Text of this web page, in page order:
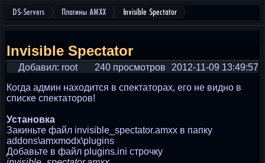
DS-Servers Плагины AMXX Invisible Spectator
Invisible Spectator
Добавил: root 2012-11-09 13:49:57
240 просмотров
Когда админ находится в спектаторах, его не видно в
списке спектаторов!
Установка
Закиньте файл invisible_spectator.amxx в папку
addons\amxmodx\plugins
Добавьте в файл plugins.ini строчку